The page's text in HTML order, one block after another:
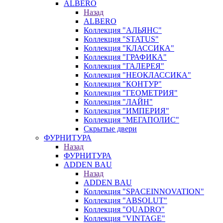
ALBERO
Назад
ALBERO
Коллекция "АЛЬЯНС"
Коллекция "STATUS"
Коллекция "КЛАССИКА"
Коллекция "ГРАФИКА"
Коллекция "ГАЛЕРЕЯ"
Коллекция "НЕОКЛАССИКА"
Коллекция "КОНТУР"
Коллекция "ГЕОМЕТРИЯ"
Коллекция "ЛАЙН"
Коллекция "ИМПЕРИЯ"
Коллекция "МЕГАПОЛИС"
Скрытые двери
ФУРНИТУРА
Назад
ФУРНИТУРА
ADDEN BAU
Назад
ADDEN BAU
Коллекция "SPACEINNOVATION"
Коллекция "ABSOLUT"
Коллекция "QUADRO"
Коллекция "VINTAGE"